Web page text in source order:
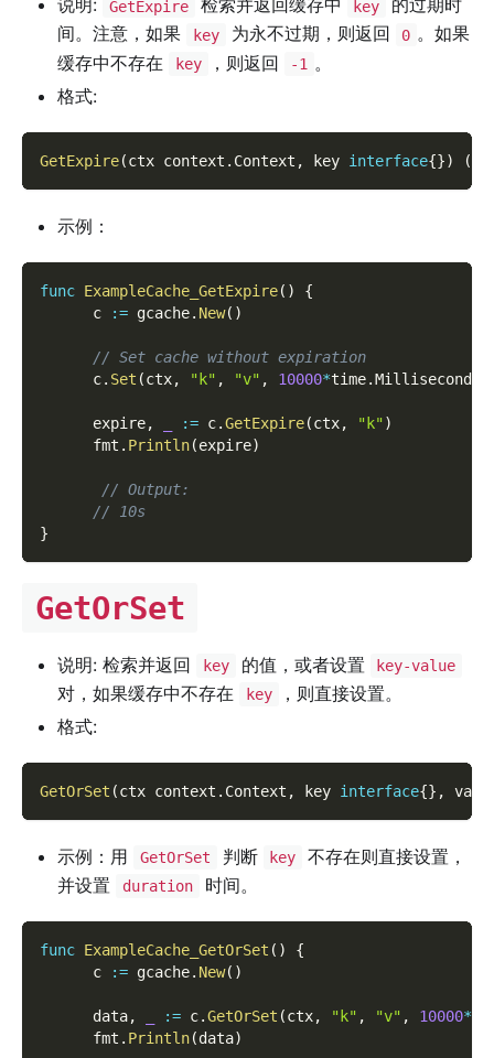
说明: GetExpire 检索并返回缓存中 key
的过期时
间。注意，如果
key 为永不过期，则返回 0 。如果
缓存中不存在
key ，则返回 -1
。
格式:
GetExpire(ctx context . Context , key interface{}) (
示例：
func ExampleCache_GetExpire( )
{
      c
:= gcache. New( )
// Set cache without expiration
      c
. Set (ctx, "k" , "v" , 10000*time.Millisecond
      expire
, := c.GetExpire(ctx, "k")
      fmt
. Println(expire)
// Output:
// 10s
}
GetOrSet
说明: 检索并返回 key 的值，或者设置 key-value
对，如果缓存中不存在 key
，则直接设置。
格式:
GetOrSet (ctx context . Context , key interface{} ,
示例：用 GetOrSet 判断 key
不存在则直接设置，
并设置
duration 时间。
func ExampleCache_GetOrSet ( )
{
      c
:= gcache. New( )
      data
, := c.GetOrSet (ctx, "k" , "v" , 10000*
      fmt
. Println(data)